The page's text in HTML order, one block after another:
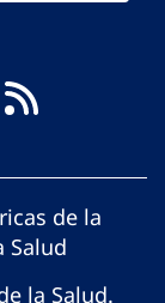
de la
Salud
la Salud.